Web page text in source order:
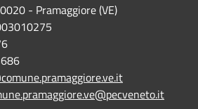
- Pramaggiore (VE)